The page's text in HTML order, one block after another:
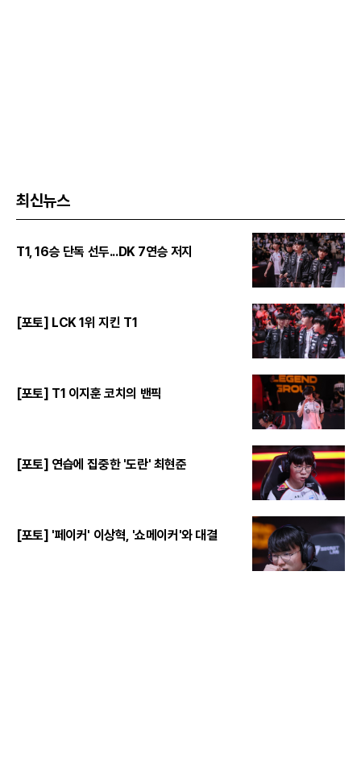
최신뉴스
T1, 16승 단독 선두...DK 7연승 저지
[포토] LCK 1위 지킨 T1
[포토] T1 이지훈 코치의 밴픽
[포토] 연습에 집중한 '도란' 최현준
[포토] '페이커' 이상혁, '쇼메이커'와 대결